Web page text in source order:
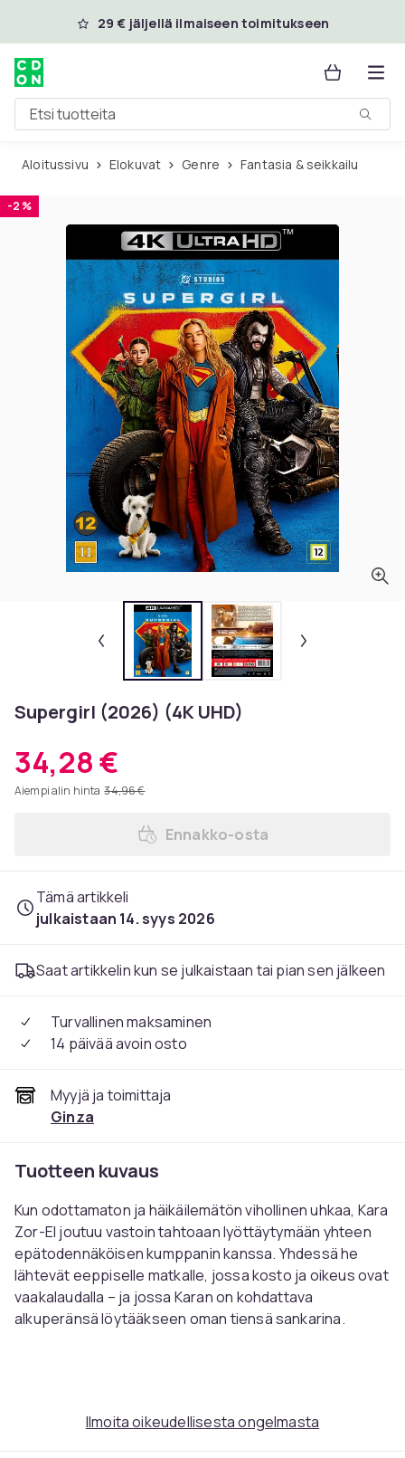
Ohita ja siirry pääsisältöön
29 € jäljellä ilmaiseen toimitukseen
Etsi tuotteita
Aloitussivu Elokuvat Genre Fantasia & seikkailu
-2 %
Supergirl (2026) (4K UHD)
34,28 €
Aiempi alin hinta 34,96 €
Ennakko-osta Supergirl
Ennakko-osta
Tämä artikkeli
julkaistaan 14. syys 2026
Saat artikkelin kun se julkaistaan tai pian sen jälkeen
Turvallinen maksaminen
14 päivää avoin osto
Myyjä ja toimittaja
Ginza
Tuotteen kuvaus
Kun odottamaton ja häikäilemätön vihollinen uhkaa, Kara
Zor-El joutuu vastoin tahtoaan lyöttäytymään yhteen
epätodennäköisen kumppanin kanssa. Yhdessä he
lähtevät eeppiselle matkalle, jossa kosto ja oikeus ovat
vaakalaudalla – ja jossa Karan on kohdattava
alkuperänsä löytääkseen oman tiensä sankarina.
Jason MomoaIlmoita oikeudellisesta ongelmasta